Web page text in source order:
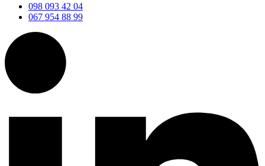
098 093 42 04
067 954 88 99